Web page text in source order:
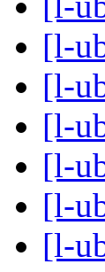
[l-
[l-
[l-
[l-
[l-
[l-